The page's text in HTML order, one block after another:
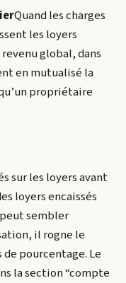
Quand les charges
les loyers
global, dans
en mutualisé la
propriétaire
sur les loyers avant
loyers encaissés
sembler
il rogne le
pourcentage. Le
la section “compte